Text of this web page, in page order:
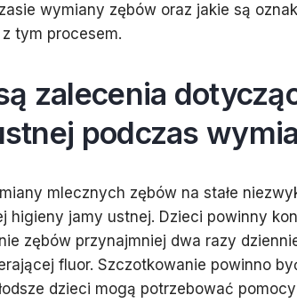
wymiany zębów oraz jakie są
tym procesem.
zalecenia
podczas
mlecznych zębów na stałe
higieny jamy ustnej. Dzieci powinny
zębów przynajmniej dwa razy
fluor. Szczotkowanie powinno
dzieci mogą potrzebować